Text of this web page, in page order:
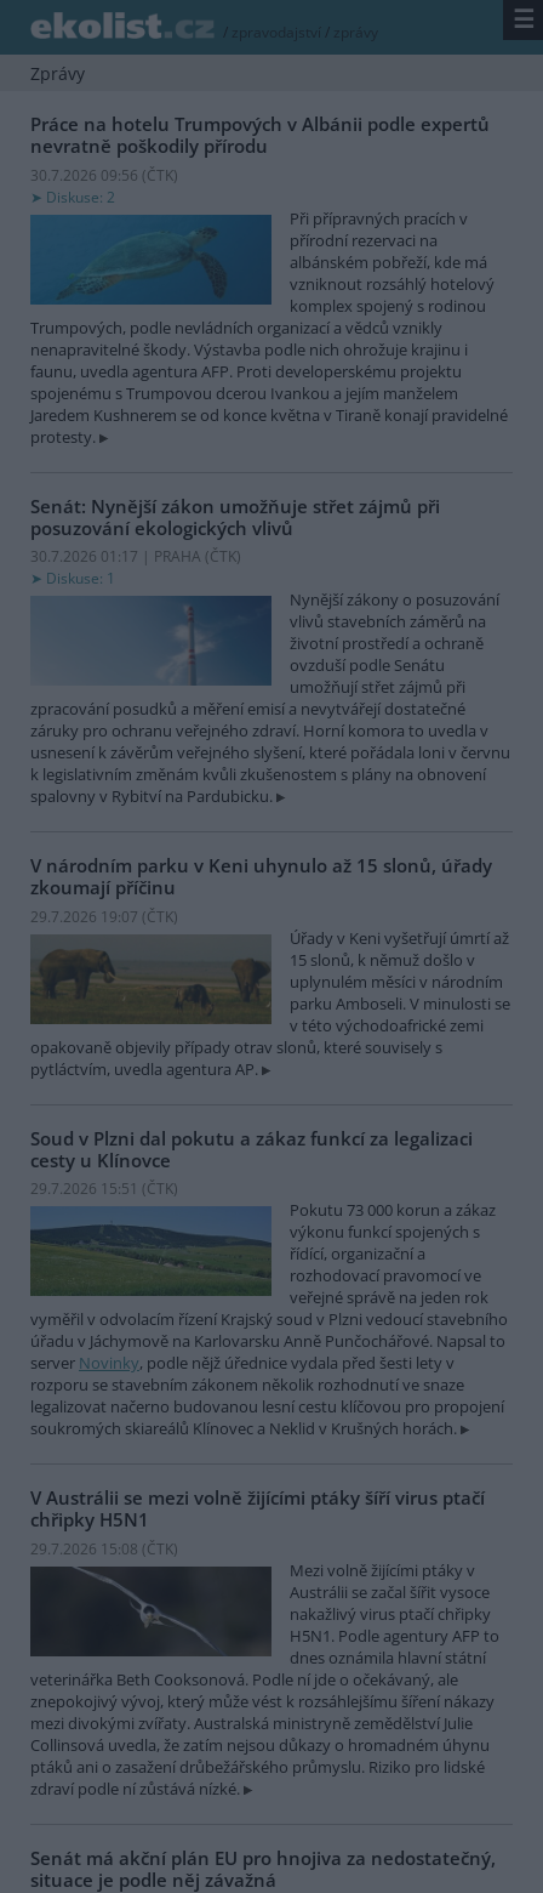
/ zpravodajství / zprávy ☰
Zprávy
Práce na hotelu Trumpových v Albánii podle expertů
nevratně poškodily přírodu
30.7.2026 09:56 (ČTK)
Diskuse: 2
Při přípravných pracích v
přírodní rezervaci na
albánském pobřeží, kde má
vzniknout rozsáhlý hotelový
komplex spojený s rodinou
Trumpových, podle nevládních organizací a vědců vznikly
nenapravitelné škody. Výstavba podle nich ohrožuje krajinu i
faunu, uvedla agentura AFP. Proti developerskému projektu
spojenému s Trumpovou dcerou Ivankou a jejím manželem
Jaredem Kushnerem se od konce května v Tiraně konají pravidelné
protesty.
Senát: Nynější zákon umožňuje střet zájmů při
posuzování ekologických vlivů
30.7.2026 01:17 | PRAHA (ČTK)
Diskuse: 1
Nynější zákony o posuzování
vlivů stavebních záměrů na
životní prostředí a ochraně
ovzduší podle Senátu
umožňují střet zájmů při
zpracování posudků a měření emisí a nevytvářejí dostatečné
záruky pro ochranu veřejného zdraví. Horní komora to uvedla v
usnesení k závěrům veřejného slyšení, které pořádala loni v červnu
k legislativním změnám kvůli zkušenostem s plány na obnovení
spalovny v Rybitví na Pardubicku.
V národním parku v Keni uhynulo až 15 slonů, úřady
zkoumají příčinu
29.7.2026 19:07 (ČTK)
Úřady v Keni vyšetřují úmrtí až
15 slonů, k němuž došlo v
uplynulém měsíci v národním
parku Amboseli. V minulosti se
v této východoafrické zemi
opakovaně objevily případy otrav slonů, které souvisely s
pytláctvím, uvedla agentura AP.
Soud v Plzni dal pokutu a zákaz funkcí za legalizaci
cesty u Klínovce
29.7.2026 15:51 (ČTK)
Pokutu 73 000 korun a zákaz
výkonu funkcí spojených s
řídící, organizační a
rozhodovací pravomocí ve
veřejné správě na jeden rok
vyměřil v odvolacím řízení Krajský soud v Plzni vedoucí stavebního
úřadu v Jáchymově na Karlovarsku Anně Punčochářové. Napsal to
server Novinky, podle nějž úřednice vydala před šesti lety v
rozporu se stavebním zákonem několik rozhodnutí ve snaze
legalizovat načerno budovanou lesní cestu klíčovou pro propojení
soukromých skiareálů Klínovec a Neklid v Krušných horách.
V Austrálii se mezi volně žijícími ptáky šíří virus ptačí
chřipky H5N1
29.7.2026 15:08 (ČTK)
Mezi volně žijícími ptáky v
Austrálii se začal šířit vysoce
nakažlivý virus ptačí chřipky
H5N1. Podle agentury AFP to
dnes oznámila hlavní státní
veterinářka Beth Cooksonová. Podle ní jde o očekávaný, ale
znepokojivý vývoj, který může vést k rozsáhlejšímu šíření nákazy
mezi divokými zvířaty. Australská ministryně zemědělství Julie
Collinsová uvedla, že zatím nejsou důkazy o hromadném úhynu
ptáků ani o zasažení drůbežářského průmyslu. Riziko pro lidské
zdraví podle ní zůstává nízké.
Senát má akční plán EU pro hnojiva za nedostatečný,
situace je podle něj závažná